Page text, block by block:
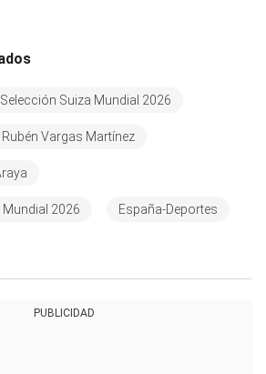
Selección Suiza Mundial 2026
Rubén Vargas Martínez
2026 España-Deportes
PUBLICIDAD